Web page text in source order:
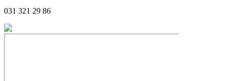
031 321 29 86